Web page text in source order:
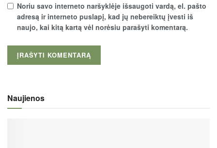
Noriu savo interneto naršyklėje išsaugoti vardą, el. pašto
adresą ir interneto puslapį, kad jų nebereiktų įvesti iš
naujo, kai kitą kartą vėl norėsiu parašyti komentarą.
Naujienos